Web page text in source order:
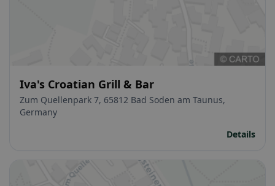
Iva's Croatian Grill & Bar
Zum Quellenpark 7, 65812 Bad Soden am Taunus,
Germany
Details